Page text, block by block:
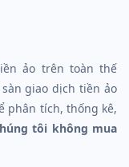
ảo trên toàn thế
giao dịch tiền ảo
phân tích, thống kê,
tôi không mua